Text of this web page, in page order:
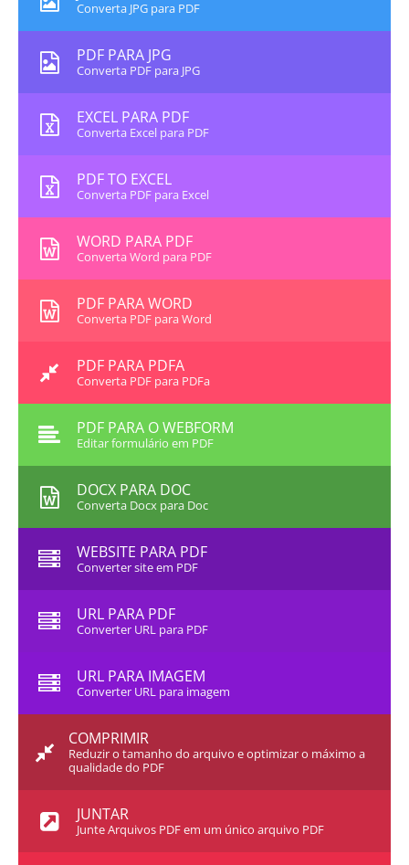
Converta JPG para PDF
PDF PARA JPG
Converta PDF para JPG
EXCEL PARA PDF
Converta Excel para PDF
PDF TO EXCEL
Converta PDF para Excel
WORD PARA PDF
Converta Word para PDF
PDF PARA WORD
Converta PDF para Word
PDF PARA PDFA
Converta PDF para PDFa
PDF PARA O WEBFORM
Editar formulário em PDF
DOCX PARA DOC
Converta Docx para Doc
WEBSITE PARA PDF
Converter site em PDF
URL PARA PDF
Converter URL para PDF
URL PARA IMAGEM
Converter URL para imagem
COMPRIMIR
Reduzir o tamanho do arquivo e optimizar o máximo a
qualidade do PDF
JUNTAR
Junte Arquivos PDF em um único arquivo PDF